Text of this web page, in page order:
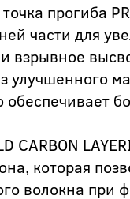
прогиба
части для
взрывное
обеспечивает
CARBON
которая
волокна при